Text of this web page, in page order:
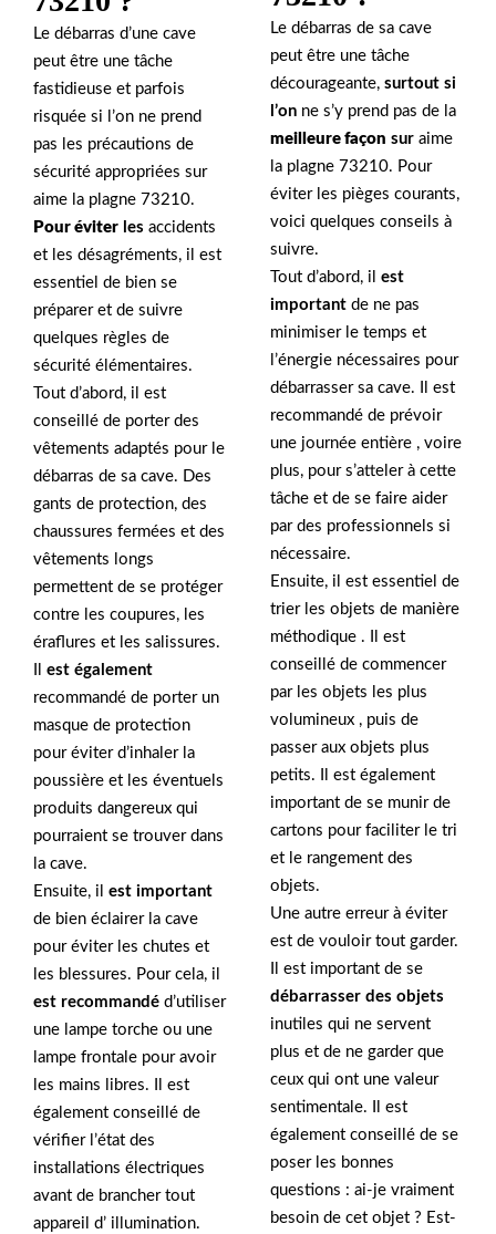
Le débarras d’une cave
peut être une tâche
fastidieuse et parfois
risquée si l’on ne prend
pas les précautions de
sécurité appropriées sur
aime la plagne 73210.
Pour éviter les accidents
et les désagréments, il est
essentiel de bien se
préparer et de suivre
quelques règles de
sécurité élémentaires.
Tout d’abord, il est
conseillé de porter des
vêtements adaptés pour le
débarras de sa cave. Des
gants de protection, des
chaussures fermées et des
vêtements longs
permettent de se protéger
contre les coupures, les
éraflures et les salissures.
est également
recommandé de porter un
masque de protection
pour éviter d’inhaler la
poussière et les éventuels
produits dangereux qui
pourraient se trouver dans
la cave.
Ensuite, il est important
de bien éclairer la cave
pour éviter les chutes et
les blessures. Pour cela, il
est recommandé d’utiliser
une lampe torche ou une
lampe frontale pour avoir
les mains libres. Il est
également conseillé de
vérifier l’état des
installations électriques
avant de brancher tout
appareil d’ illumination.
Le débarras de sa cave
peut être une tâche
décourageante, surtout si
l’on ne s’y prend pas de la
meilleure façon sur aime
la plagne 73210. Pour
éviter les pièges courants,
voici quelques conseils à
suivre.
Tout d’abord, il est
important de ne pas
minimiser le temps et
l’énergie nécessaires pour
débarrasser sa cave. Il est
recommandé de prévoir
une journée entière , voire
plus, pour s’atteler à cette
tâche et de se faire aider
par des professionnels si
nécessaire.
Ensuite, il est essentiel de
trier les objets de manière
méthodique . Il est
conseillé de commencer
par les objets les plus
volumineux , puis de
passer aux objets plus
petits. Il est également
important de se munir de
cartons pour faciliter le tri
et le rangement des
objets.
Une autre erreur à éviter
est de vouloir tout garder.
Il est important de se
débarrasser des objets
inutiles qui ne servent
plus et de ne garder que
ceux qui ont une valeur
sentimentale. Il est
également conseillé de se
poser les bonnes
questions : ai-je vraiment
besoin de cet objet ? Est-